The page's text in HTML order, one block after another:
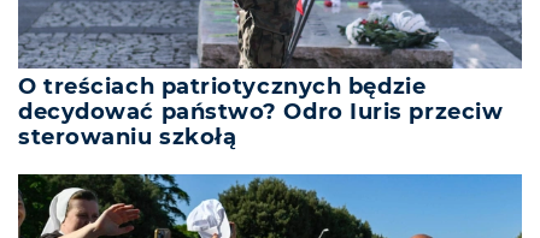
O treściach patriotycznych będzie
decydować państwo? Odro Iuris przeciw
sterowaniu szkołą